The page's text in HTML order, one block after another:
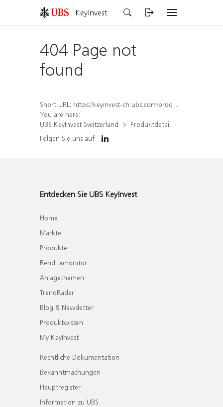
KeyInvest
404 Page not
found
Short URL: https://keyinvest-ch.ubs.com/produkt/detail/index/isin/CH1564524010
You are here:
UBS KeyInvest Switzerland
Produktdetail
Folgen Sie uns auf
Entdecken Sie UBS KeyInvest
Home
Märkte
Produkte
Renditemonitor
Anlagethemen
TrendRadar
Blog & Newsletter
Produktwissen
My KeyInvest
Rechtliche Dokumentation
Bekanntmachungen
Hauptregister
Information zu UBS